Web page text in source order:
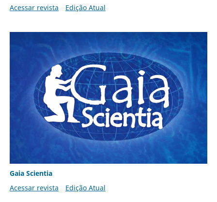
Acessar revista
Edição Atual
Gaia Scientia
Acessar revista
Edição Atual